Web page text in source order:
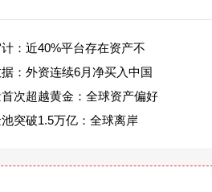
：近40%平台存在资产不
：外资连续6月净买入中国
次超越黄金：全球资产偏好
突破1.5万亿：全球离岸